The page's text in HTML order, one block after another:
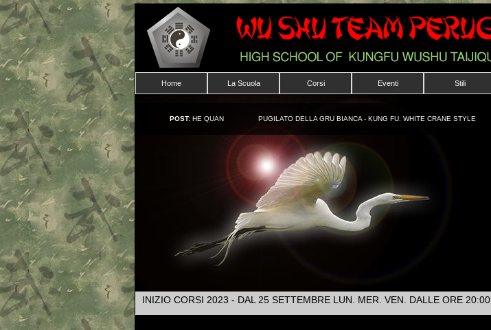
Home La Scuola Corsi Eventi Stili
POST: HE QUAN PUGILATO DELLA GRU BIANCA - KUNG FU: WHITE CRANE STYLE
INIZIO CORSI 2023 - DAL 25 SETTEMBRE LUN. MER. VEN. DALLE ORE 20:00